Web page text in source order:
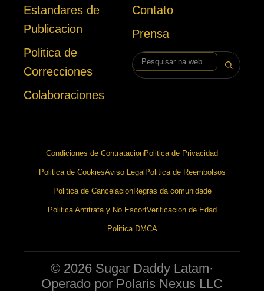
Estandares de
Publicacion
Politica de
Correcciones
Colaboraciones
Contato
Prensa
Pesquisar na web
Condiciones de ContratacionPolitica de Privacidad
Politica de CookiesAviso Legal Politica de Reembolsos
Politica de CancelacionRegras da comunidade
Politica Antitrata y No EscortVerificacion de Edad
Politica DMCA
© 2026 Sugar Daddy Latam·
Operado por Polaris Nexus LLC